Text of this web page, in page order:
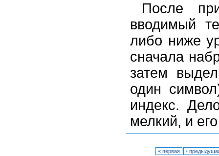
После
вводимый
либо ниже
сначала
затем
один
индекс.
мелкий, и
« первая ‹